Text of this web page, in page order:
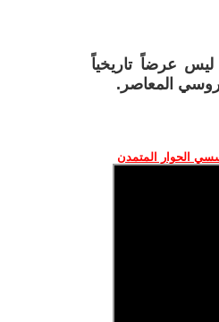
عرضاً تاريخياً
المعاصر.
الحوار المتمدن